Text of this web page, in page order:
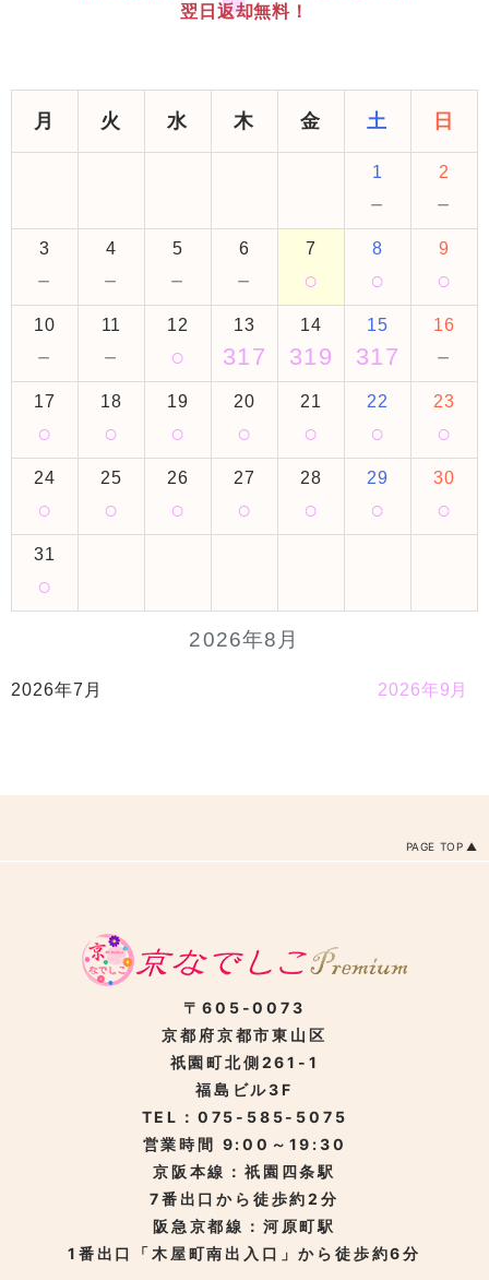
翌日返却無料！
2026年8月
月 火 水 木 金 土 日
1
－
2
－
3
－
4
－
5
－
6
－
7
○
8
○
9
○
10
－
11
－
12
○
13
317
14
319
15
317
16
－
17
○
18
○
19
○
20
○
21
○
22
○
23
○
24
○
25
○
26
○
27
○
28
○
29
○
30
○
31
○
2026年7月 2026年9月
PAGE TOP
〒605-0073
京都府京都市東山区
祇園町北側261-1
福島ビル3F
TEL：075-585-5075
営業時間 9:00～19:30
京阪本線：祇園四条駅
7番出口から徒歩約2分
阪急京都線：河原町駅
1番出口「木屋町南出入口」から徒歩約6分